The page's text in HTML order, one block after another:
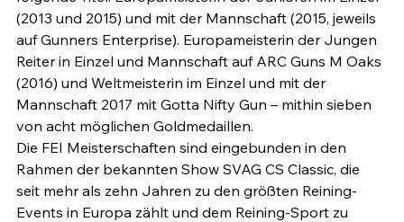
(2013 und 2015) und mit der Mannschaft (2015, jeweils
auf Gunners Enterprise). Europameisterin der Jungen
Reiter in Einzel und Mannschaft auf ARC Guns M Oaks
(2016) und Weltmeisterin im Einzel und mit der
Mannschaft 2017 mit Gotta Nifty Gun – mithin sieben
von acht möglichen Goldmedaillen.
Die FEI Meisterschaften sind eingebunden in den
Rahmen der bekannten Show SVAG CS Classic, die
seit mehr als zehn Jahren zu den größten Reining-
Events in Europa zählt und dem Reining-Sport zu